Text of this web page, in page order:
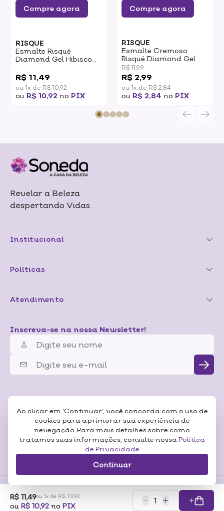
Ao clicar em 'Continuar', você concorda com o uso de
cookies para aprimorar sua experiência de
nevegação. Para mais detalhes sobre como
tratamos suas informações, consulte nossa Política
de Privacidade
Continuar
R$ 11,49ou 1x de R$ 10,92
ou R$ 10,92 no PIX
Compre agora
RISQUE
Esmalte Risqué
Diamond Gel Hibisco
R$ 11,49
ou 1x de R$ 10,92
ou R$ 10,92 no PIX
Compre agora
RISQUE
Esmalte Cremoso
Risqué Diamond Gel
Meu Jardim Mágico
Vejo Flores Em Mim
9,5ml
R$ 11,99
R$ 2,99
ou 1x de R$ 2,84
ou R$ 2,84 no PIX
Revelar a Beleza
despertando Vidas
Institucional
Políticas
Atendimento
Inscreva-se na nossa Newsletter!
Certificados